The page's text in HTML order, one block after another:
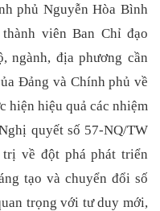
phủ Nguyễn Hòa Bình
viên Ban Chỉ đạo
ngành, địa phương cần
Đảng và Chính phủ về
hiện hiệu quả các nhiệm
quyết số 57-NQ/TW
về đột phá phát triển
tạo và chuyển đổi số
trọng với tư duy mới,